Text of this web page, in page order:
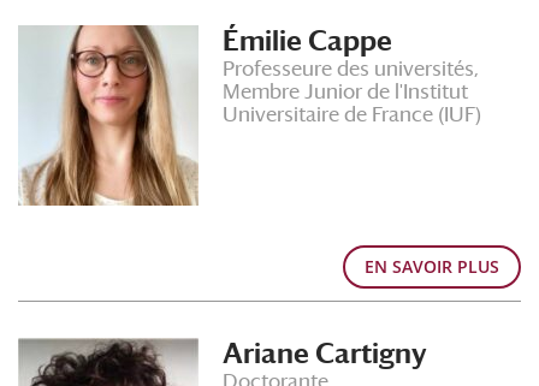
Émilie Cappe
Professeure des universités,
Membre Junior de l'Institut
Universitaire de France (IUF)
EN SAVOIR PLUS
Ariane Cartigny
Doctorante